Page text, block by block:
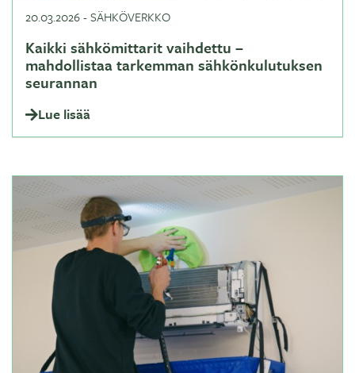
20.03.2026-SÄHKÖVERKKO
Kaikki sähkömittarit vaihdettu –
mahdollistaa tarkemman sähkönkulutuksen
seurannan
Lue lisää